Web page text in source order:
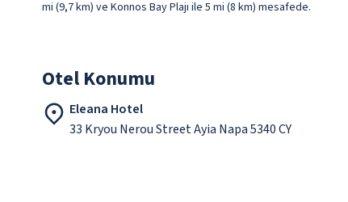
mi (9,7 km) ve Konnos Bay Plajı ile 5 mi (8 km) mesafede.
Otel Konumu
Eleana Hotel
33 Kryou Nerou Street Ayia Napa 5340 CY